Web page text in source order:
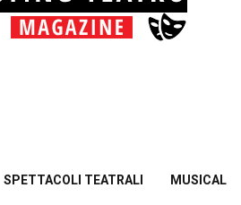
SPETTACOLI TEATRALI MUSICAL